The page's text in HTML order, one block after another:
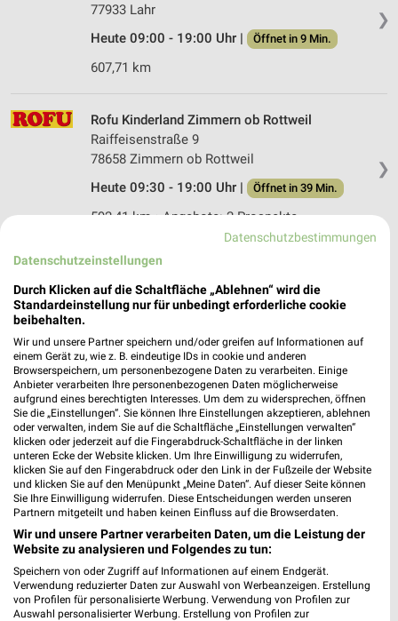
❯
77933 Lahr
Heute 09:00 - 19:00 Uhr |
Öffnet in 9 Min.
607,71 km
❯
Rofu Kinderland Zimmern ob Rottweil
Raiffeisenstraße 9
78658 Zimmern ob Rottweil
Heute 09:30 - 19:00 Uhr |
Öffnet in 39 Min.
592,41 km • Angebote: 2 Prospekte
Ernsting's family Jettingen
Heilbergstraße 3
71131 Jettingen
Heute 09:00 - 20:00 Uhr | Öffnet in 9 Min.
547,48 km
Rofu Kinderland Sinzheim
Industriestraße 14A
76547 Sinzheim
Heute 09:30 - 19:30 Uhr | Öffnet in 39 Min.
556,39 km • Angebote: 2 Prospekte
BabyOne Kehl am Rhein
Straßburger Str.34
77694 Kehl am Rhein
Datenschutzbestimmungen
Datenschutzeinstellungen
Durch Klicken auf die Schaltfläche „Ablehnen“ wird die
Standardeinstellung nur für unbedingt erforderliche cookie
beibehalten.
Wir und unsere Partner speichern und/oder greifen auf Informationen auf
einem Gerät zu, wie z. B. eindeutige IDs in cookie und anderen
Browserspeichern, um personenbezogene Daten zu verarbeiten. Einige
Anbieter verarbeiten Ihre personenbezogenen Daten möglicherweise
aufgrund eines berechtigten Interesses. Um dem zu widersprechen, öffnen
Sie die „Einstellungen“. Sie können Ihre Einstellungen akzeptieren, ablehnen
oder verwalten, indem Sie auf die Schaltfläche „Einstellungen verwalten“
klicken oder jederzeit auf die Fingerabdruck-Schaltfläche in der linken
unteren Ecke der Website klicken. Um Ihre Einwilligung zu widerrufen,
klicken Sie auf den Fingerabdruck oder den Link in der Fußzeile der Website
und klicken Sie auf den Menüpunkt „Meine Daten“. Auf dieser Seite können
Sie Ihre Einwilligung widerrufen. Diese Entscheidungen werden unseren
Partnern mitgeteilt und haben keinen Einfluss auf die Browserdaten.
Wir und unsere Partner verarbeiten Daten, um die Leistung der
Website zu analysieren und Folgendes zu tun:
Speichern von oder Zugriff auf Informationen auf einem Endgerät.
Verwendung reduzierter Daten zur Auswahl von Werbeanzeigen. Erstellung
von Profilen für personalisierte Werbung. Verwendung von Profilen zur
Auswahl personalisierter Werbung. Erstellung von Profilen zur